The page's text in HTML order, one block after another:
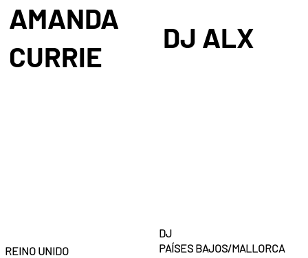
AMANDA
CURRIE
REINO UNIDO
DJ
PAÍSES BAJOS/MALLORCA
DJ ALX